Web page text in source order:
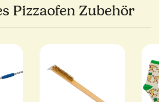
Pizzaofen Zubehör